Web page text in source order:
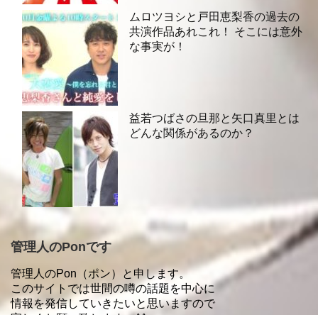
ムロツヨシと戸田恵梨香の過去の
共演作品あれこれ！ そこには意外
な事実が！
益若つばさの旦那と矢口真里とは
どんな関係があるのか？
管理人のPonです
管理人のPon（ポン）と申します。
このサイトでは世間の噂の話題を中心に
情報を発信していきたいと思いますので